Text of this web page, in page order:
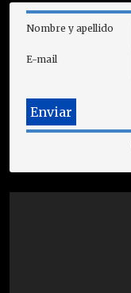
Nombre y apellido
E-mail